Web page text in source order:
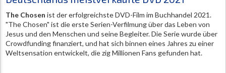
The Chosen ist der erfolgreichste DVD-Film im Buchhandel 2021.
"The Chosen" ist die erste Serien-Verfilmung über das Leben von
Jesus und den Menschen und seine Begleiter. Die Serie wurde über
Crowdfunding finanziert, und hat sich binnen eines Jahres zu einer
Weltsensation entwickelt, die zig Millionen Fans gefunden hat.